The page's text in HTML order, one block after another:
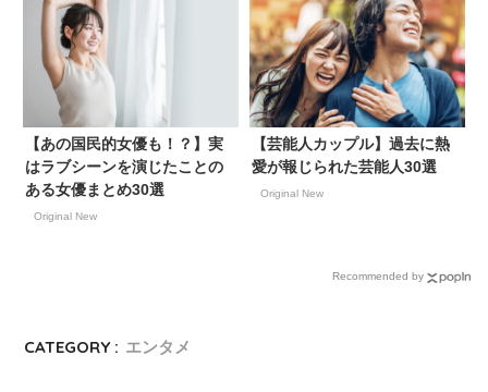
良・橿原市
【あの国民的女優も！？】実
はラブシーンを演じたことの
ある女優まとめ30選
Original New
【芸能人カップル】過去に熱
愛が報じられた芸能人30選
Original New
Recommended by
CATEGORY : エンタメ